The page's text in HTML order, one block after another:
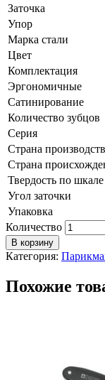
Заточка
Упор
Марка стали
Цвет
Комплектация
Эргономичные
Сатинирование
Количество зубцов
Серия
Страна
Страна
Твердость по
Угол заточки
Упаковка
Количество
В корзину
Категория:
Похожие